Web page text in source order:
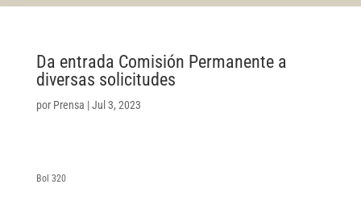
Da entrada Comisión Permanente a
diversas solicitudes
por Prensa |Jul 3, 2023
Bol 320